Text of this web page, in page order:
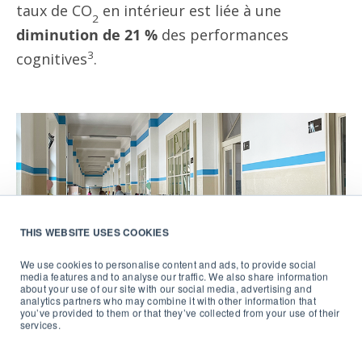
THIS WEBSITE USES COOKIES
We use cookies to personalise content and ads, to provide social
media features and to analyse our traffic. We also share information
about your use of our site with our social media, advertising and
analytics partners who may combine it with other information that
you’ve provided to them or that they’ve collected from your use of their
services.
taux de CO2 en intérieur est liée à une
diminution de 21 % des performances
cognitives3.